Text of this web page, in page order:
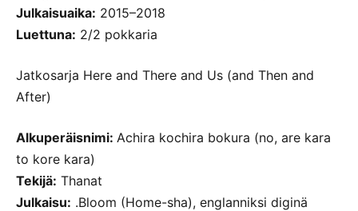
Julkaisuaika: 2015–2018
Luettuna: 2/2 pokkaria
Jatkosarja Here and There and Us (and Then and
After)
Alkuperäisnimi: Achira kochira bokura (no, are kara
to kore kara)
Tekijä: Thanat
Julkaisu: .Bloom (Home-sha), englanniksi diginä